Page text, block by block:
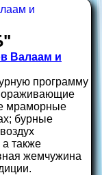
Валаам и
программу
мраморные
бурные
также
жемчужина